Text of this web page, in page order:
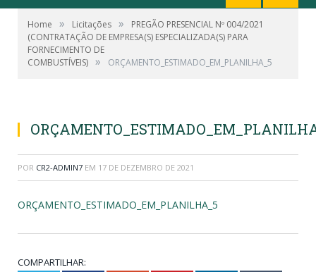
Home » Licitações »
PREGÃO PRESENCIAL Nº 004/2021
(CONTRATAÇÃO DE EMPRESA(S) ESPECIALIZADA(S) PARA
FORNECIMENTO DE
COMBUSTÍVEIS) » ORÇAMENTO_ESTIMADO_EM_PLANILHA_5
POR CR2-ADMIN7 EM 17 DE DEZEMBRO DE 2021
ORÇAMENTO_ESTIMADO_EM_PLANILHA_5
COMPARTILHAR: